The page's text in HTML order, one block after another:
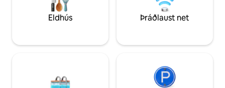
Eldhús Þráðlaust net